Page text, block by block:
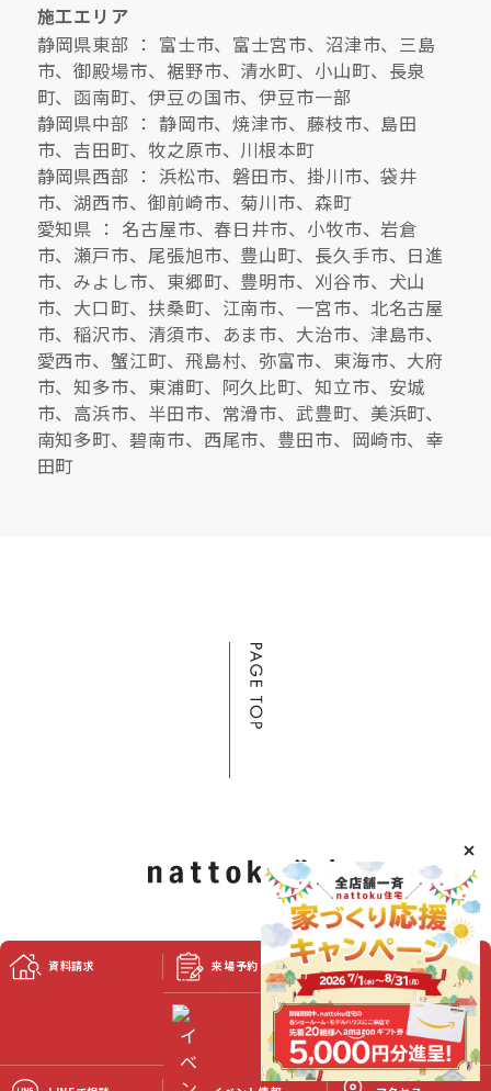
施工エリア
静岡県東部 ： 富士市、富士宮市、沼津市、三島
市、御殿場市、裾野市、清水町、小山町、長泉
町、函南町、伊豆の国市、伊豆市一部
静岡県中部 ： 静岡市、焼津市、藤枝市、島田
市、吉田町、牧之原市、川根本町
静岡県西部 ： 浜松市、磐田市、掛川市、袋井
市、湖西市、御前崎市、菊川市、森町
愛知県 ： 名古屋市、春日井市、小牧市、岩倉
市、瀬戸市、尾張旭市、豊山町、長久手市、日進
市、みよし市、東郷町、豊明市、刈谷市、犬山
市、大口町、扶桑町、江南市、一宮市、北名古屋
市、稲沢市、清須市、あま市、大治市、津島市、
愛西市、蟹江町、飛島村、弥富市、東海市、大府
市、知多市、東浦町、阿久比町、知立市、安城
市、高浜市、半田市、常滑市、武豊町、美浜町、
南知多町、碧南市、西尾市、豊田市、岡崎市、幸
田町
©2023 Nattoku Jutaku Kobo Co., Ltd.
資料請求 来場予約 スタッフブログ